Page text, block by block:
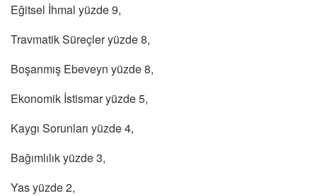
Eğitsel İhmal yüzde 9,
Travmatik Süreçler yüzde 8,
Boşanmış Ebeveyn yüzde 8,
Ekonomik İstismar yüzde 5,
Kaygı Sorunları yüzde 4,
Bağımlılık yüzde 3,
Yas yüzde 2,